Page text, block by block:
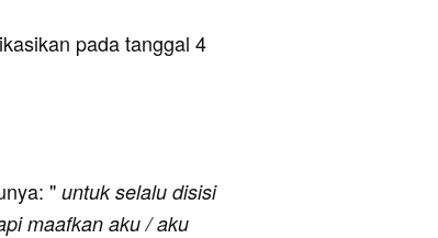
pada tanggal 4
" untuk selalu disisi
maafkan aku / aku